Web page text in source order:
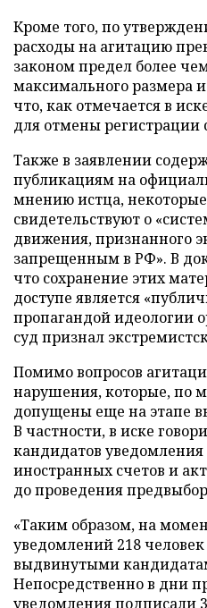
Кроме того, по
расходы на агитацию
законом предел более
максимального размера
что, как отмечается в
для отмены регистрации
Также в заявлении
публикациям на
мнению истца,
свидетельствуют о
движения, признанного
запрещенным в РФ». В
что сохранение этих
доступе является
пропагандой идеологии
суд признал
Помимо вопросов
нарушения, которые, по
допущены еще на этапе
В частности, в иске
кандидатов уведомления
иностранных счетов и
до проведения
«Таким образом, на
уведомлений 218 человек
выдвинутыми
Непосредственно в дни
уведомления подписали